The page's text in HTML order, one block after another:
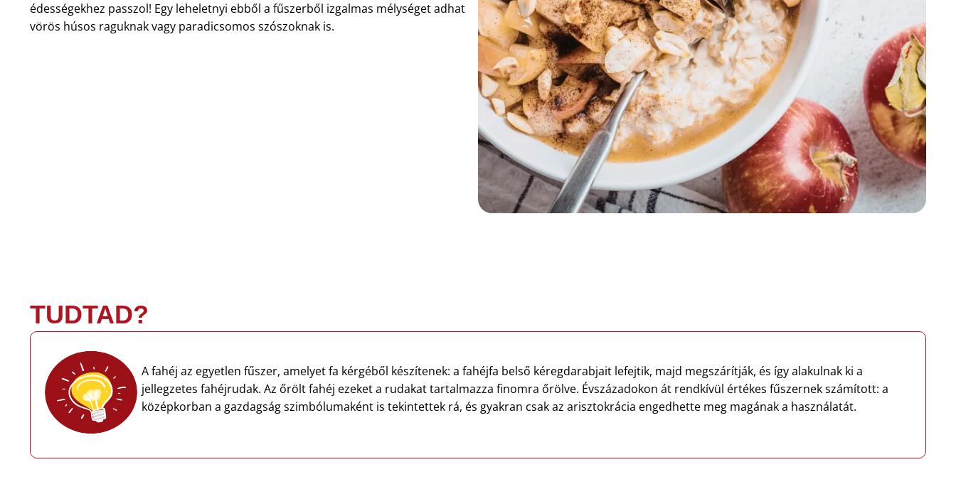
édességekhez passzol! Egy leheletnyi ebből a fűszerből izgalmas mélységet adhat
vörös húsos raguknak vagy paradicsomos szószoknak is.
TUDTAD?
A fahéj az egyetlen fűszer, amelyet fa kérgéből készítenek: a fahéjfa belső kéregdarabjait lefejtik, majd megszárítják, és így alakulnak ki a
jellegzetes fahéjrudak. Az őrölt fahéj ezeket a rudakat tartalmazza finomra őrölve. Évszázadokon át rendkívül értékes fűszernek számított: a
középkorban a gazdagság szimbólumaként is tekintettek rá, és gyakran csak az arisztokrácia engedhette meg magának a használatát.